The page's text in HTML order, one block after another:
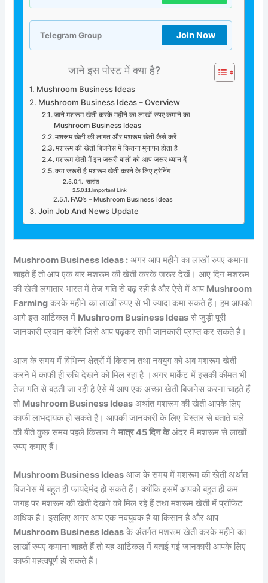
Telegram Group Join Now
जाने इस पोस्ट में क्या है?
Mushroom Business Ideas
Mushroom Business Ideas – Overview
जाने मशरूम खेती करके महीने का लाखों रुपए कमाने का
Mushroom Business Ideas
मशरूम खेती की लागत और मशरूम खेती कैसे करें
मशरूम की खेती बिजनेस में कितना मुनाफा होता है
मशरूम खेती में इन जरूरी बातों को आप जरूर ध्यान दें
क्या जरूरी है मशरूम खेती करने के लिए ट्रेनिंग
सारांश
Important Link
FAQ’s – Mushroom Business Ideas
Join Job And News Update
Mushroom Business Ideas : अगर आप महीने का लाखों रुपए कमाना
चाहते हैं तो आप एक बार मशरूम की खेती करके जरूर देखें। आए दिन मशरूम
की खेती लगातार भारत में तेज गति से बढ़ रही है और ऐसे में आप Mushroom
Farming करके महीने का लाखों रुपए से भी ज्यादा कमा सकते हैं। हम आपको
आगे इस आर्टिकल में Mushroom Business Ideas से जुड़ी पूरी
जानकारी प्रदान करेंगे जिसे आप पढ़कर सभी जानकारी प्राप्त कर सकते हैं।
आज के समय में विभिन्न क्षेत्रों में किसान तथा नवयुग को अब मशरूम खेती
करने में काफी ही रुचि देखने को मिल रहा है ।अगर मार्केट में इसकी कीमत भी
तेज गति से बढ़ती जा रही है ऐसे में आप एक अच्छा खेती बिजनेस करना चाहते हैं
तो Mushroom Business Ideas अर्थात मशरूम की खेती आपके लिए
काफी लाभदायक हो सकते हैं। आपकी जानकारी के लिए विस्तार से बताते चले
की बीते कुछ समय पहले किसान नेमात्र 45 दिन केअंदर में मशरूम से लाखों
रुपए कमाए हैं।
Mushroom Business Ideas आज के समय में मशरूम की खेती अर्थात
बिजनेस में बहुत ही फायदेमंद हो सकते हैं। क्योंकि इसमें आपको बहुत ही कम
जगह पर मशरूम की खेती देखने को मिल रहे हैं तथा मशरूम खेती में प्रॉफिट
अधिक है। इसलिए अगर आप एक नवयुवक है या किसान है और आप
Mushroom Business Ideas के अंतर्गत मशरूम खेती करके महीने का
लाखों रुपए कमाना चाहते हैं तो यह आर्टिकल में बताई गई जानकारी आपके लिए
काफी महत्वपूर्ण हो सकते हैं।